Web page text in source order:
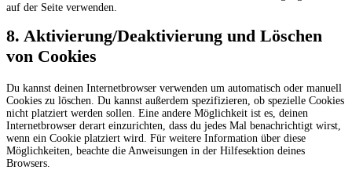
auf der Seite verwenden.
8. Aktivierung/Deaktivierung und Löschen
von Cookies
Du kannst deinen Internetbrowser verwenden um automatisch oder manuell
Cookies zu löschen. Du kannst außerdem spezifizieren, ob spezielle Cookies
nicht platziert werden sollen. Eine andere Möglichkeit ist es, deinen
Internetbrowser derart einzurichten, dass du jedes Mal benachrichtigt wirst,
wenn ein Cookie platziert wird. Für weitere Information über diese
Möglichkeiten, beachte die Anweisungen in der Hilfesektion deines
Browsers.